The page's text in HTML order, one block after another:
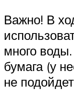
Важно! В
много
бумага (у
не подойдет